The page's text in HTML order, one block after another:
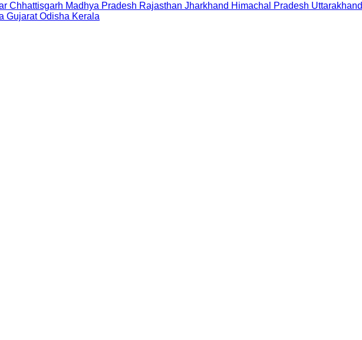
Chhattisgarh Madhya Pradesh Rajasthan Jharkhand Himachal Pradesh Uttarakhand
Gujarat Odisha Kerala